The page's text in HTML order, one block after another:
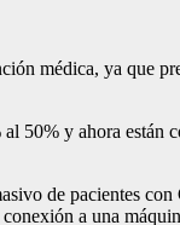
médica, ya que
50% y ahora
de pacientes
a una